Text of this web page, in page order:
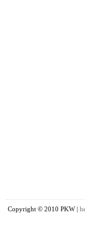
Copyright © 2010 PKW |